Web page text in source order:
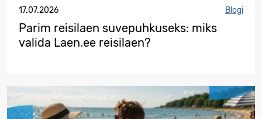
17.07.2026 Blogi
Parim reisilaen suvepuhkuseks: miks
valida Laen.ee reisilaen?